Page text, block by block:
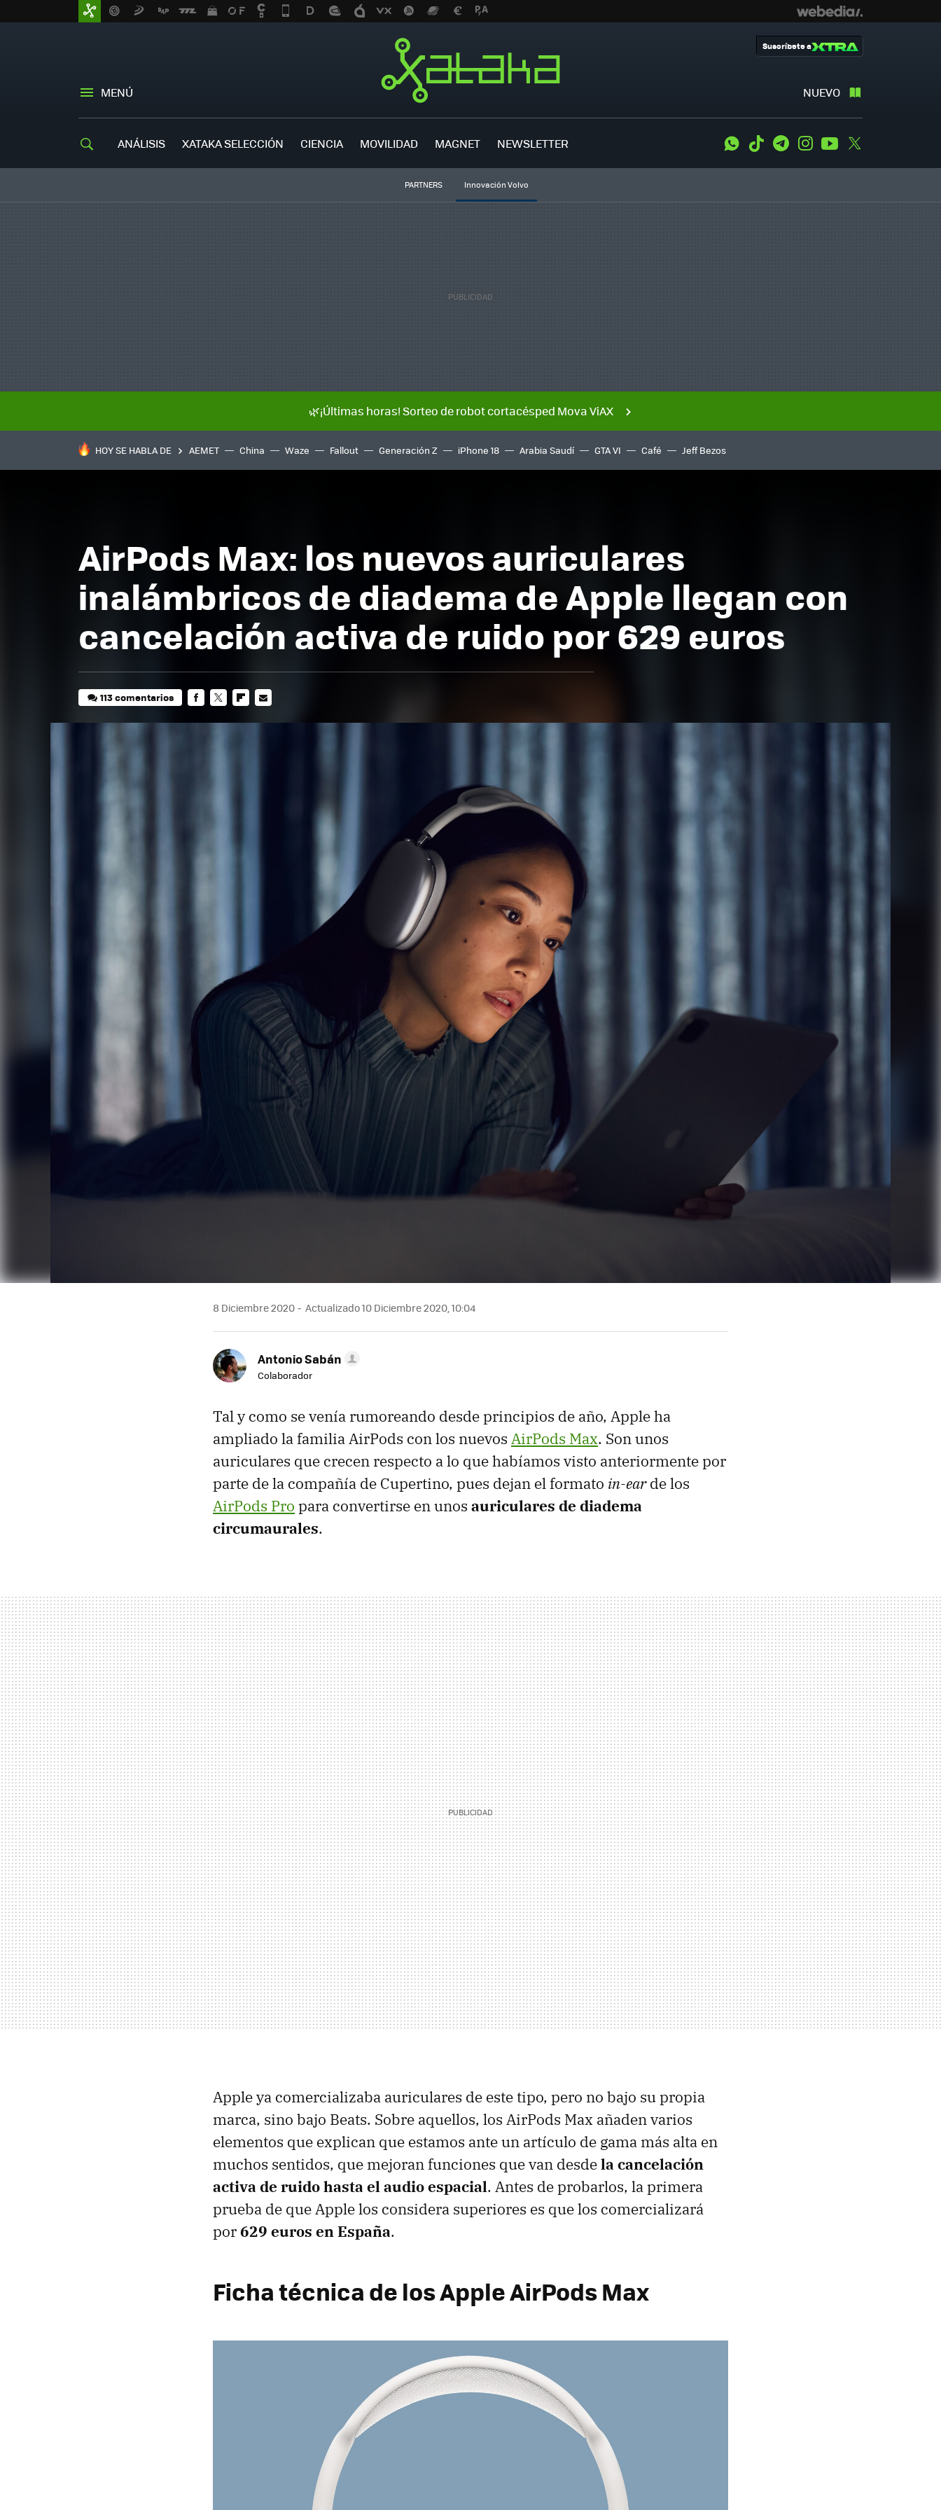
MENÚ NUEVO
Suscríbete a
ANÁLISIS XATAKA SELECCIÓN CIENCIA MOVILIDAD MAGNET NEWSLETTER WhatsApp
Tiktok TelegramInstagramYoutube
PARTNERS Innovación Volvo
🌿¡Últimas horas! Sorteo de robot cortacésped Mova ViAX
HOY SE HABLA DE AEMET China Waze Fallout Generación Z iPhone 18 Arabia Saudí GTA VI Café Jeff Bezos
AirPods Max: los nuevos auriculares
inalámbricos de diadema de Apple llegan con
cancelación activa de ruido por 629 euros
113 comentarios
8 Diciembre 2020 Actualizado 10 Diciembre 2020, 10:04
Antonio Sabán
Colaborador
Tal y como se venía rumoreando desde principios de año, Apple ha
ampliado la familia AirPods con los nuevos AirPods Max. Son unos
auriculares que crecen respecto a lo que habíamos visto anteriormente por
parte de la compañía de Cupertino, pues dejan el formato in-earde los
AirPods Pro para convertirse en unos auriculares de diadema
circumaurales.
Apple ya comercializaba auriculares de este tipo, pero no bajo su propia
marca, sino bajo Beats. Sobre aquellos, los AirPods Max añaden varios
elementos que explican que estamos ante un artículo de gama más alta en
muchos sentidos, que mejoran funciones que van desdela cancelación
activa de ruido hasta el audio espacial. Antes de probarlos, la primera
prueba de que Apple los considera superiores es que los comercializará
por629 euros en España.
Ficha técnica de los Apple AirPods Max